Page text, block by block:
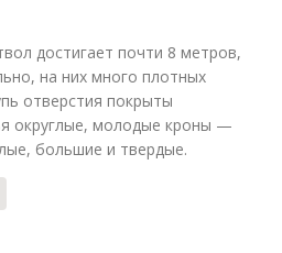
достигает почти 8 метров,
на них много плотных
отверстия покрыты
округлые, молодые кроны —
большие и твердые.